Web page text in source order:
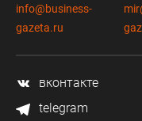
info@business-
gazeta.ru
вконтакте
telegram